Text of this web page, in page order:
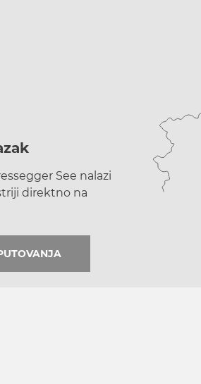
See nalazi
direktno na